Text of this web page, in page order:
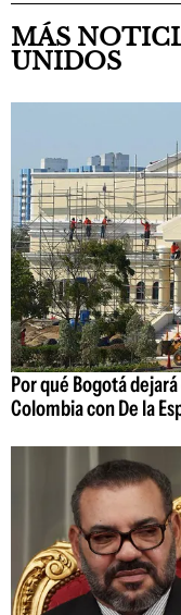
MÁS
UNIDOS
Por qué Bogotá
Colombia con De la